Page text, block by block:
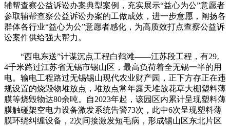
辅帮查察公益诉讼办案典型案例，充实展示“益心为公”意愿者
参取辅帮查察公益诉讼办案的工做成效，进一步意愿，阐扬各
群体各行业“益心为公”意愿者感化，为高质效打点查察公益诉
讼案件供给强大帮力。
“西电东送”计谋沉点工程白鹤滩——江苏段工程，有29。
4千米路过江苏省无锡市锡山区，最高负荷着全无锡一半的用
电。输电工程路过无锡锡山现代农业财产园，正下方存正在违
规设置的烧毁物堆放点，堆放点常年露天堆放花草大棚塑料薄
膜等烧毁物达80余吨。自2023年起，该园区内累计呈现塑料薄
膜触碰架空电力设备激发系统告警73次，此中6次呈现塑料薄
膜环绕纠缠设备，2次间接激发短毛病，形成锡山区东北片区